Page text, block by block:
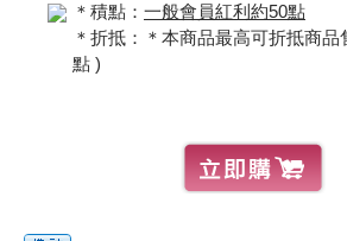
＊積點： 一般會員紅利約50點
＊折抵：＊本商品最高可折抵商
點 )